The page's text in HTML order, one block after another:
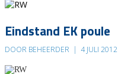
Eindstand EK poule
DOOR BEHEERDER | 4 JULI 2012